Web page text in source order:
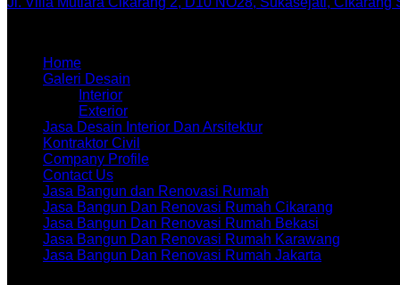
Home
Galeri Desain
Interior
Exterior
Jasa Desain Interior Dan Arsitektur
Kontraktor Civil
Company Profile
Contact Us
Jasa Bangun dan Renovasi Rumah
Jasa Bangun Dan Renovasi Rumah Cikarang
Jasa Bangun Dan Renovasi Rumah Bekasi
Jasa Bangun Dan Renovasi Rumah Karawang
Jasa Bangun Dan Renovasi Rumah Jakarta